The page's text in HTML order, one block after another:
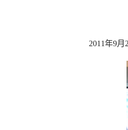
2011年9月